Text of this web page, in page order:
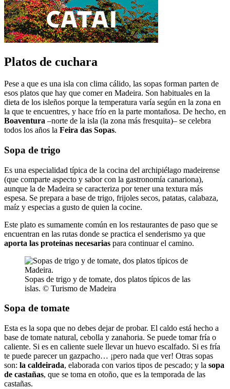
Platos de cuchara
Pese a que es una isla con clima cálido, las sopas forman parten de
esos platos que hay que comer en Madeira. Son habituales en la
dieta de los isleños porque la temperatura varía según en la zona en
la que te encuentres, y hace frío en la parte montañosa. De hecho, en
Boaventura –norte de la isla (la zona más fresquita)– se celebra
todos los años la Feira das Sopas.
Sopa de trigo
Es una especialidad típica de la cocina del archipiélago madeirense
(que comparte aspecto y sabor con la gastronomía canariona),
aunque la de Madeira se caracteriza por tener una textura más
espesa. Se prepara a base de trigo, frijoles secos, patatas, calabaza,
maíz y especias a gusto de quien la cocine.
Este plato es sumamente común en los restaurantes de paso que se
encuentran en las rutas donde se practica el senderismo ya que
aporta las proteínas necesarias para continuar el camino.
Sopas de trigo y de tomate, dos platos típicos de las
islas. © Turismo de Madeira
Sopa de tomate
Esta es la sopa que no debes dejar de probar. El caldo está hecho a
base de tomate natural, cebolla y zanahoria. Se puede tomar fría o
caliente. Si es en caliente suele llevar un huevo escalfado. Si es fría
te puede parecer un gazpacho… ¡pero nada que ver! Otras sopas
son: la caldeirada, elaborada con varios tipos de pescado; y la sopa
de castañas, que se toma en otoño, que es la temporada de las
castañas.